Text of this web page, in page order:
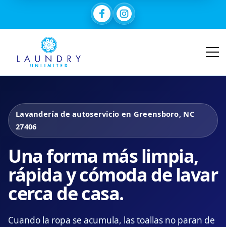
Lavandería de autoservicio en Greensboro, NC
27406
Una forma más limpia,
rápida y cómoda de lavar
cerca de casa.
Cuando la ropa se acumula, las toallas no paran de